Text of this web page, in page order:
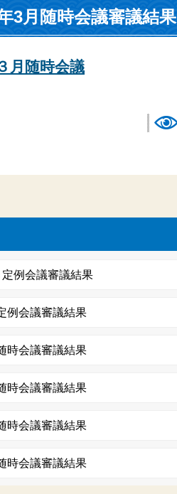
3月随時会議審議結果
月随時会議
例会議審議結果
例会議審議結果
時会議審議結果
時会議審議結果
時会議審議結果
時会議審議結果